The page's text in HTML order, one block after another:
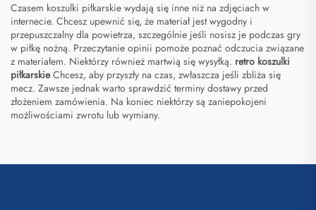
Czasem koszulki piłkarskie wydają się inne niż na zdjęciach w
internecie. Chcesz upewnić się, że materiał jest wygodny i
przepuszczalny dla powietrza, szczególnie jeśli nosisz je podczas gry
w piłkę nożną. Przeczytanie opinii pomoże poznać odczucia związane
z materiałem. Niektórzy również martwią się wysyłką. retro koszulki
piłkarskieChcesz, aby przyszły na czas, zwłaszcza jeśli zbliża się
mecz. Zawsze jednak warto sprawdzić terminy dostawy przed
złożeniem zamówienia. Na koniec niektórzy są zaniepokojeni
możliwościami zwrotu lub wymiany.